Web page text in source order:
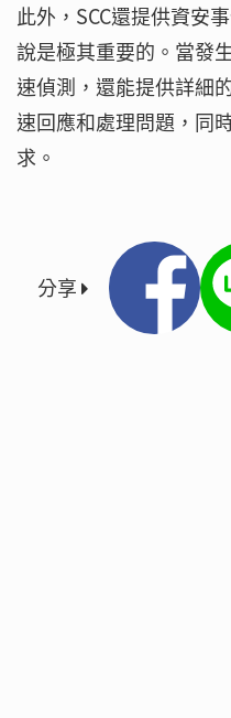
此外，SCC還提供資安
說是極其重要的。當發
速偵測，還能提供詳細
速回應和處理問題，同
求。
分享